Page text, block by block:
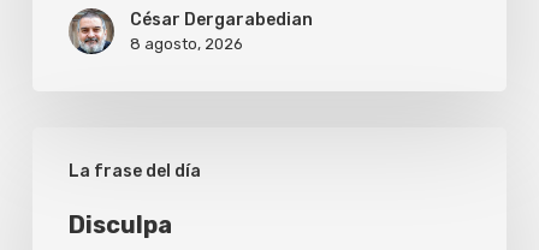
César Dergarabedian
8 agosto, 2026
La frase del día
Disculpa